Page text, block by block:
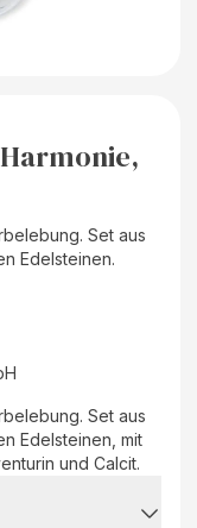
Harmonie,
Set aus
Edelsteinen.
Set aus
Edelsteinen, mit
und Calcit.